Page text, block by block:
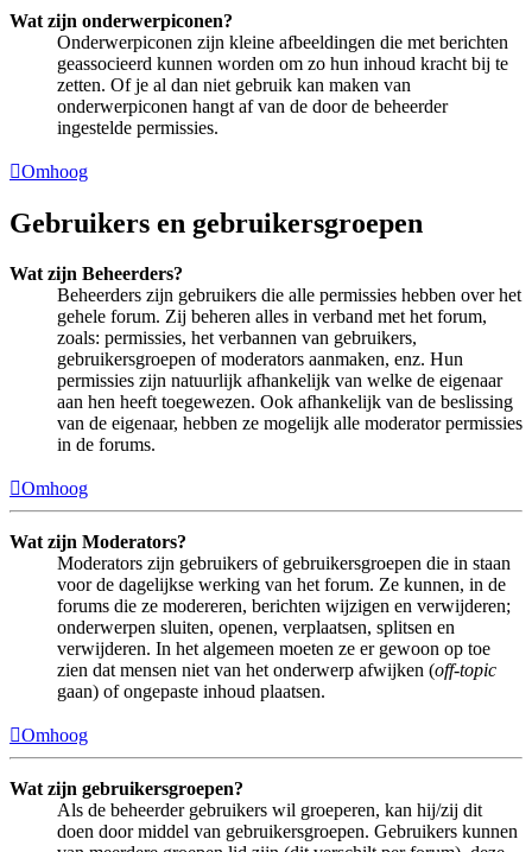
Wat zijn onderwerpiconen?
Onderwerpiconen zijn kleine afbeeldingen die met berichten
geassocieerd kunnen worden om zo hun inhoud kracht bij te
zetten. Of je al dan niet gebruik kan maken van
onderwerpiconen hangt af van de door de beheerder
ingestelde permissies.
Omhoog
Gebruikers en gebruikersgroepen
Wat zijn Beheerders?
Beheerders zijn gebruikers die alle permissies hebben over het
gehele forum. Zij beheren alles in verband met het forum,
zoals: permissies, het verbannen van gebruikers,
gebruikersgroepen of moderators aanmaken, enz. Hun
permissies zijn natuurlijk afhankelijk van welke de eigenaar
aan hen heeft toegewezen. Ook afhankelijk van de beslissing
van de eigenaar, hebben ze mogelijk alle moderator permissies
in de forums.
Omhoog
Wat zijn Moderators?
Moderators zijn gebruikers of gebruikersgroepen die in staan
voor de dagelijkse werking van het forum. Ze kunnen, in de
forums die ze modereren, berichten wijzigen en verwijderen;
onderwerpen sluiten, openen, verplaatsen, splitsen en
verwijderen. In het algemeen moeten ze er gewoon op toe
zien dat mensen niet van het onderwerp afwijken (off-topic
gaan) of ongepaste inhoud plaatsen.
Omhoog
Wat zijn gebruikersgroepen?
Als de beheerder gebruikers wil groeperen, kan hij/zij dit
doen door middel van gebruikersgroepen. Gebruikers kunnen